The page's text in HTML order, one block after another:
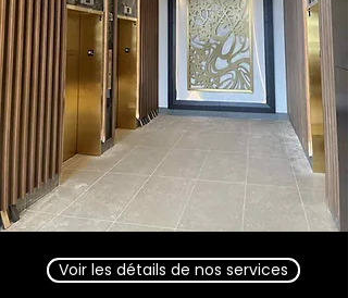
Voir les détails de nos services